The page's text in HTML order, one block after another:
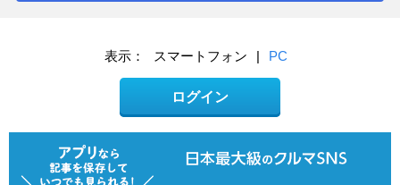
表示： スマートフォン | PC
ログイン